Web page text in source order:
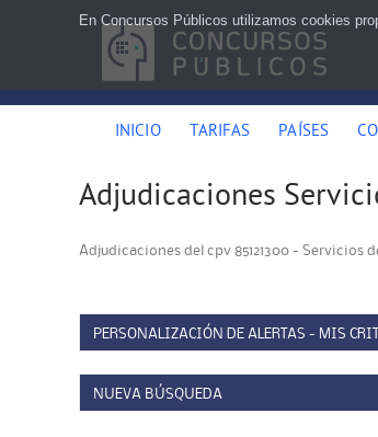
INICIO TARIFAS PAÍSES
Adjudicaciones
Adjudicaciones del cpv 85121300 - Servicios
PERSONALIZACIÓN DE ALERTAS - MIS
NUEVA BÚSQUEDA
En Concursos Públicos utilizamos cookies